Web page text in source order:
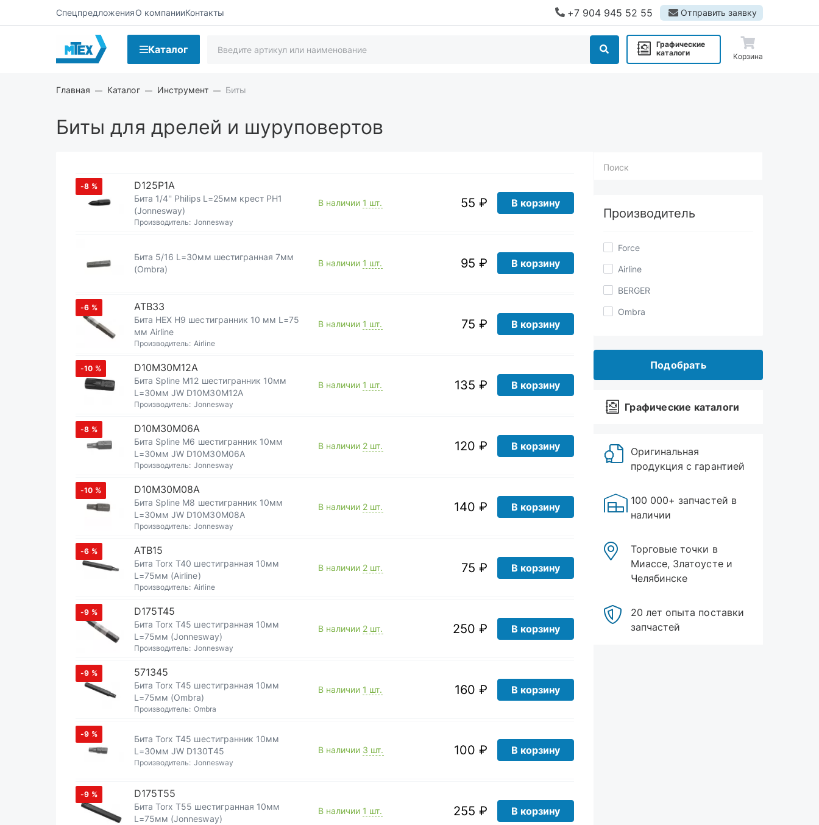
СпецпредложенияО компанииКонтакты +7 904 945 52 55 Отправить заявку
Каталог
Графические
каталоги
Корзина
Главная Каталог Инструмент Биты
Биты для дрелей и шуруповертов
-8 % D125P1A
Бита 1/4'' Philips L=25мм крест PH1
(Jonnesway)
Производитель: Jonnesway
В наличии 1 шт. 55 ₽ В корзину
Бита 5/16 L=30мм шестигранная 7мм
(Ombra)
В наличии 1 шт. 95 ₽ В корзину
-6 % ATB33
Бита HEX H9 шестигранник 10 мм L=75
мм Airline
Производитель: Airline
В наличии 1 шт. 75 ₽ В корзину
-10 % D10M30M12A
Бита Spline M12 шестигранник 10мм
L=30мм JW D10M30M12A
Производитель: Jonnesway
В наличии 1 шт. 135 ₽ В корзину
-8 % D10M30M06A
Бита Spline M6 шестигранник 10мм
L=30мм JW D10M30M06A
Производитель: Jonnesway
В наличии 2 шт. 120 ₽ В корзину
-10 % D10M30M08A
Бита Spline M8 шестигранник 10мм
L=30мм JW D10M30M08A
Производитель: Jonnesway
В наличии 2 шт. 140 ₽ В корзину
-6 % ATB15
Бита Torx T40 шестигранная 10мм
L=75мм (Airline)
Производитель: Airline
В наличии 2 шт. 75 ₽ В корзину
-9 % D175T45
Бита Torx T45 шестигранная 10мм
L=75мм (Jonnesway)
Производитель: Jonnesway
В наличии 2 шт. 250 ₽ В корзину
-9 % 571345
Бита Torx T45 шестигранная 10мм
L=75мм (Ombra)
Производитель: Ombra
В наличии 1 шт. 160 ₽ В корзину
-9 %
Бита Torx T45 шестигранник 10мм
L=30мм JW D130T45
Производитель: Jonnesway
В наличии 3 шт. 100 ₽ В корзину
-9 % D175T55
Бита Torx T55 шестигранная 10мм
L=75мм (Jonnesway)
В наличии 1 шт. 255 ₽ В корзину
Force
СЕРВИС КЛЮЧ
Техмаш
Графические каталоги
100 000+ запчастей в
Торговые точки в
Челябинске
20 лет опыта поставки